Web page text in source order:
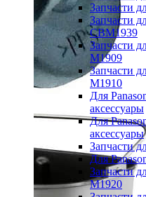
Запчасти
Запчасти
CBM1939
Запчасти
M1909
Запчасти
M1910
Для
аксессуары
Для
аксессуары
Запчасти
Для
Запчасти
M1920